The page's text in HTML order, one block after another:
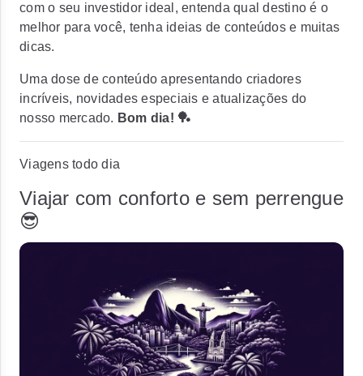
com o seu investidor ideal, entenda qual destino é o
melhor para você, tenha ideias de conteúdos e muitas
dicas.
Uma dose de conteúdo apresentando criadores
incríveis, novidades especiais e atualizações do
nosso mercado. Bom dia! 🏓
Viagens todo dia
Viajar com conforto e sem perrengue
😎